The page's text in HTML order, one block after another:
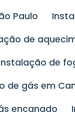
Paulo
de
Instalação de
de gás em
encanado